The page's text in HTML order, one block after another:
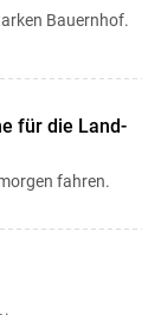
Bauernhof.
für die Land-
fahren.